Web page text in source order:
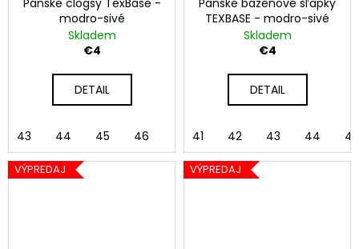
modro-sivé
Skladem
€4
DETAIL
43 44 45 46
TEXBASE - modro-sivé
Skladem
€4
DETAIL
41 42 43 44 45
VÝPREDAJ VÝPREDAJ